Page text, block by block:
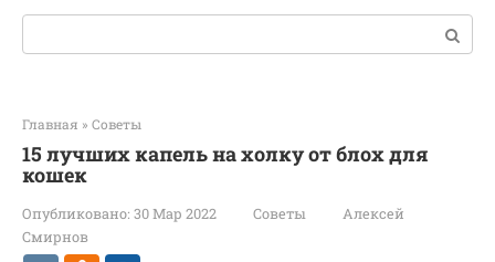
Поиск:
Главная » Советы
15 лучших капель на холку от блох для
кошек
Опубликовано: 30 Мар 2022 Советы
Алексей
Смирнов